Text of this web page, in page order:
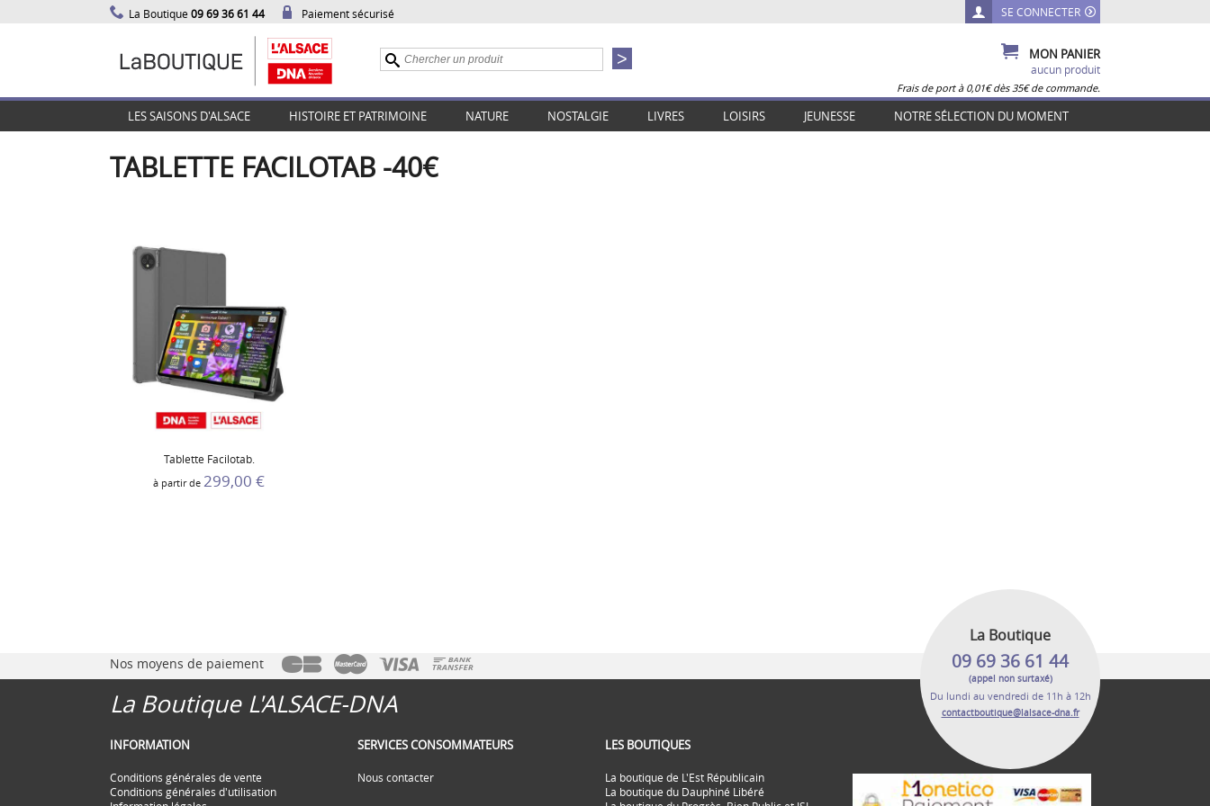
La Boutique09 69 36 61 44 Paiement sécurisé SE CONNECTER
MON PANIER
aucun produit
Frais de port à 0,01€ dès 35€ de commande.
LES SAISONS D'ALSACE HISTOIRE ET PATRIMOINE NATURE NOSTALGIE LIVRES LOISIRS JEUNESSE NOTRE SÉLECTION DU MOMENT
TABLETTE FACILOTAB -40€
Tablette Facilotab.
à partir de 299,00 €
Nos moyens de paiement
La Boutique L'ALSACE-DNA
INFORMATION
Conditions générales de vente
Conditions générales d'utilisation
SERVICES CONSOMMATEURS
Nous contacter
LES BOUTIQUES
La boutique de L'Est Républicain
La boutique du Dauphiné Libéré
La Boutique
09 69 36 61 44
(appel non surtaxé)
Du lundi au vendredi de 11h à 12h
contactboutique@lalsace-dna.fr